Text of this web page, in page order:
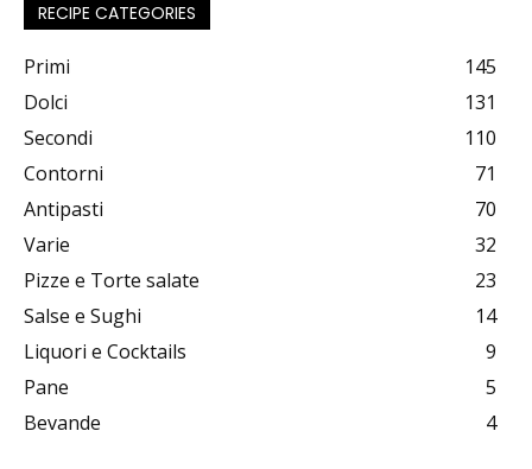
RECIPE CATEGORIES
Primi
145
Dolci
131
Secondi
110
Contorni
71
Antipasti
70
Varie
32
Pizze e Torte salate
23
Salse e Sughi
14
Liquori e Cocktails
9
Pane
5
Bevande
4